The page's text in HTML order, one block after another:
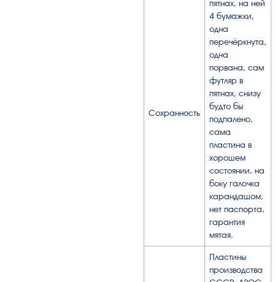
Сохранность
пятнах, на ней
4 бумажки,
одна
перечёркнута,
одна
порвана, сам
футляр в
пятнах, снизу
будто бы
подпалено,
сама
пластина в
хорошем
состоянии, на
боку галочка
карандашом,
нет паспорта,
гарантия
мятая.
Пластины
производства